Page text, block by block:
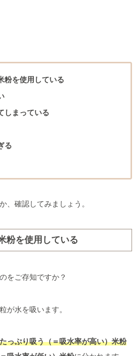
粉を使用している
しまっている
る
、確認してみましょう。
粉を使用している
のをご存知ですか？
が水を吸います。
たっぷり吸う（＝吸水率が高い）米粉